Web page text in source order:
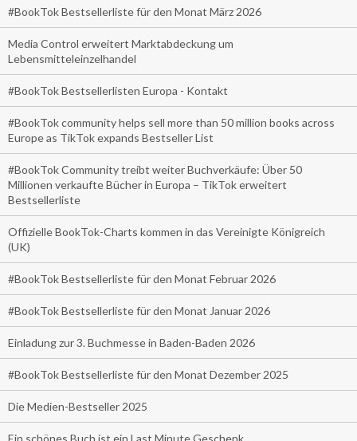
#BookTok Bestsellerliste für den Monat März 2026
Media Control erweitert Marktabdeckung um
Lebensmitteleinzelhandel
#BookTok Bestsellerlisten Europa - Kontakt
#BookTok community helps sell more than 50 million books across
Europe as TikTok expands Bestseller List
#BookTok Community treibt weiter Buchverkäufe: Über 50
Millionen verkaufte Bücher in Europa – TikTok erweitert
Bestsellerliste
Offizielle BookTok-Charts kommen in das Vereinigte Königreich
(UK)
#BookTok Bestsellerliste für den Monat Februar 2026
#BookTok Bestsellerliste für den Monat Januar 2026
Einladung zur 3. Buchmesse in Baden-Baden 2026
#BookTok Bestsellerliste für den Monat Dezember 2025
Die Medien-Bestseller 2025
Ein schönes Buch ist ein Last Minute Geschenk